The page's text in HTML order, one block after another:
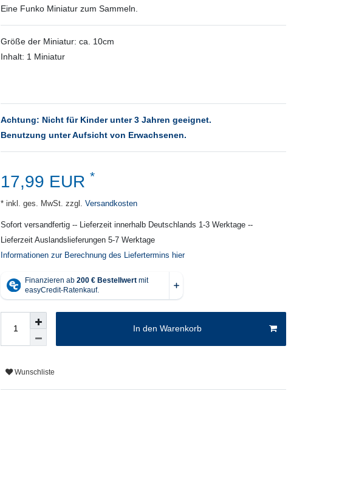
Eine Funko Miniatur zum Sammeln.
Größe der Miniatur: ca. 10cm
Inhalt: 1 Miniatur
Achtung: Nicht für Kinder unter 3 Jahren geeignet.
Benutzung unter Aufsicht von Erwachsenen.
17,99 EUR *
* inkl. ges. MwSt. zzgl. Versandkosten
Sofort versandfertig -- Lieferzeit innerhalb Deutschlands 1-3 Werktage --
Lieferzeit Auslandslieferungen 5-7 Werktage
Informationen zur Berechnung des Liefertermins hier
In den Warenkorb
Wunschliste